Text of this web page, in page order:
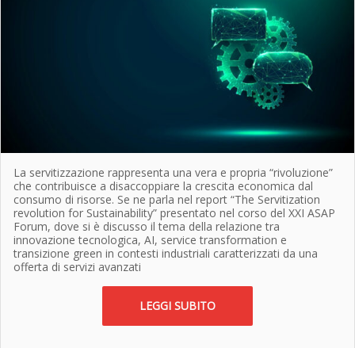
La servitizzazione rappresenta una vera e propria “rivoluzione”
che contribuisce a disaccoppiare la crescita economica dal
consumo di risorse. Se ne parla nel report “The Servitization
revolution for Sustainability” presentato nel corso del XXI ASAP
Forum, dove si è discusso il tema della relazione tra
innovazione tecnologica, AI, service transformation e
transizione green in contesti industriali caratterizzati da una
offerta di servizi avanzati
LEGGI SUBITO